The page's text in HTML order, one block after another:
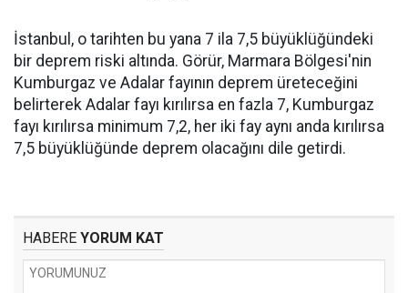
İstanbul, o tarihten bu yana 7 ila 7,5 büyüklüğündeki
bir deprem riski altında. Görür, Marmara Bölgesi'nin
Kumburgaz ve Adalar fayının deprem üreteceğini
belirterek Adalar fayı kırılırsa en fazla 7, Kumburgaz
fayı kırılırsa minimum 7,2, her iki fay aynı anda kırılırsa
7,5 büyüklüğünde deprem olacağını dile getirdi.
HABERE YORUM KAT